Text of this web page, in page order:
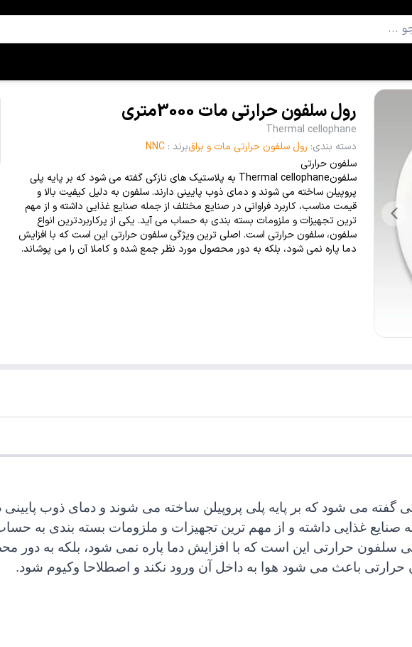
رول سلفون حرارتی مات 3000متری
Thermal cellophane
دسته بندی: رول سلفون حرارتی مات و براقبرند :
NNC
سلفون حرارتی
سلفونThermal cellophane به پلاستیک های نازکی گفته می شود که بر پایه پلی
پروپیلن ساخته می شوند و دمای ذوب پایینی دارند. سلفون به دلیل کیفیت بالا و
قیمت مناسب، کاربرد فراوانی در صنایع مختلف از جمله صنایع غذایی داشته و از مهم
ترین تجهیزات و ملزومات بسته بندی به حساب می آید. یکی از پرکاربردترین انواع
سلفون، سلفون حرارتی است. اصلی ترین ویژگی سلفون حرارتی این است که با افزایش
دما پاره نمی شود، بلکه به دور محصول مورد نظر جمع شده و کاملا آن را می پوشاند.
گفته می شود که بر پایه پلی پروپیلن ساخته می شوند و دمای ذوب پایینی
صنایع غذایی داشته و از مهم ترین تجهیزات و ملزومات بسته بندی به حساب
حرارتی این است که با افزایش دما پاره نمی شود، بلکه به دور
حرارتی باعث می شود هوا به داخل آن ورود نکند و اصطلاحا وکیوم شود.